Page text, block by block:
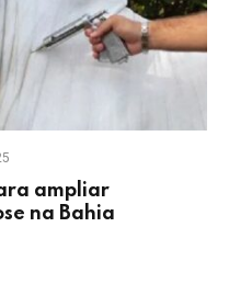
ampliar
na Bahia